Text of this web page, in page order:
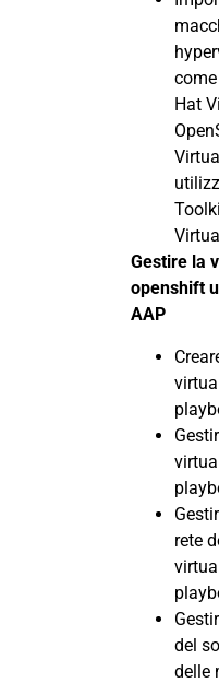
Hat
Gestire la
openshift
AAP
rete
del
delle